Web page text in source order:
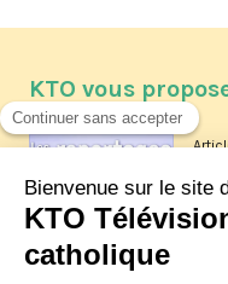
KTO vous